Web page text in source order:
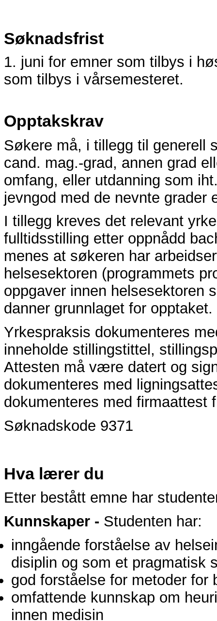
Søknadsfrist
1. juni for emner som tilbys i
som tilbys i vårsemesteret.
Opptakskrav
Søkere må, i tillegg til generell
cand. mag.-grad, annen grad
omfang, eller utdanning som
jevngod med de nevnte grader
I tillegg kreves det relevant
fulltidsstilling etter oppnådd
menes at søkeren har
helsesektoren (programmets
oppgaver innen helsesektoren
danner grunnlaget for opptaket.
Yrkespraksis dokumenteres
inneholde stillingstittel,
Attesten må være datert og
dokumenteres med
dokumenteres med firmaattest
Søknadskode 9371
Hva lærer du
Etter bestått emne har
Kunnskaper - Studenten har:
inngående forståelse av
disiplin og som et pragmatisk
god forståelse for metoder for
omfattende kunnskap om
innen medisin